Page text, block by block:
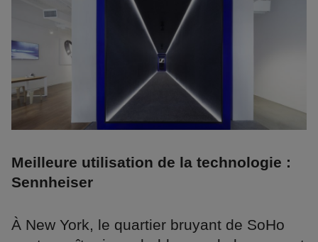
Meilleure utilisation de la technologie :
Sennheiser
À New York, le quartier bruyant de SoHo